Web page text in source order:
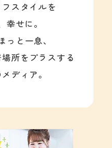
スタイルを
幸せに。
と一息、
所をプラスする
ディア。